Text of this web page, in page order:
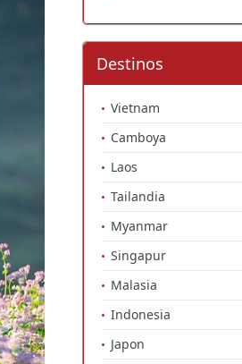
Destinos
Vietnam
Camboya
Laos
Tailandia
Myanmar
Singapur
Malasia
Indonesia
Japon